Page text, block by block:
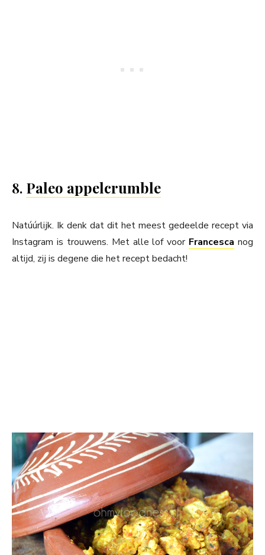
8. Paleo appelcrumble
Natúúrlijk. Ik denk dat dit het meest gedeelde recept via
Instagram is trouwens. Met alle lof voor Francesca nog
altijd, zij is degene die het recept bedacht!